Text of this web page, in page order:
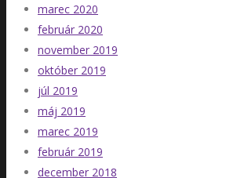
marec 2020
február 2020
november 2019
október 2019
júl 2019
máj 2019
marec 2019
február 2019
december 2018